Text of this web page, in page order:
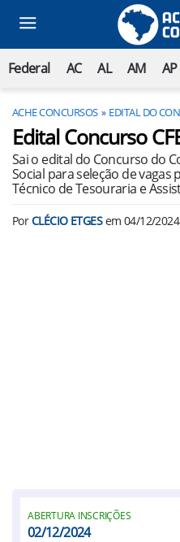
Federal AC AL AM AP
ACHE CONCURSOS EDITAL DO
Edital Concurso
Sai o edital do Concurso do
Social para seleção de vagas
Técnico de Tesouraria e
PorCLÉCIO ETGESem 04/12/
ABERTURA INSCRIÇÕES
02/12/2024